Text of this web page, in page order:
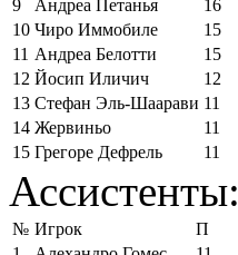
9
Андреа Петанья
16
10 Чиро Иммобиле
15
11 Андреа Белотти
15
12 Йосип Иличич
12
13 Стефан Эль-Шаарави 11
14 Жервиньо
11
15 Грегоре Дефрель 11
Ассистенты:
№ Игрок
П